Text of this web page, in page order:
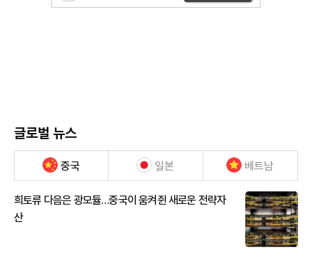
글로벌 뉴스
중국 일본 베트남
희토류 다음은 광모듈…중국이 움켜쥔 새로운 전략자
산